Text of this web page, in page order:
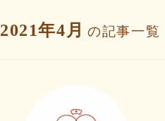
2021年4月 の記事一覧